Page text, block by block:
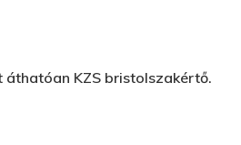
áthatóan KZS bristolszakértő.